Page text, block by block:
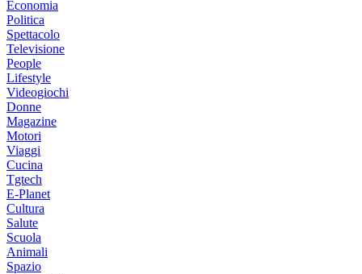
Economia
Politica
Spettacolo
Televisione
People
Lifestyle
Videogiochi
Donne
Magazine
Motori
Viaggi
Cucina
Tgtech
E-Planet
Cultura
Salute
Scuola
Animali
Spazio